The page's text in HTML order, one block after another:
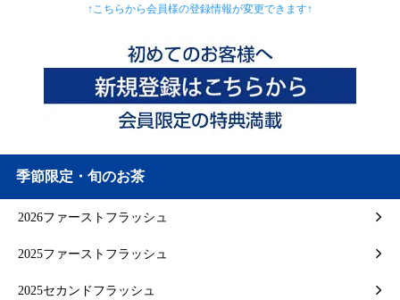
↑こちらから会員様の登録情報が変更できます↑
季節限定・旬のお茶
2026ファーストフラッシュ
2025ファーストフラッシュ
2025セカンドフラッシュ